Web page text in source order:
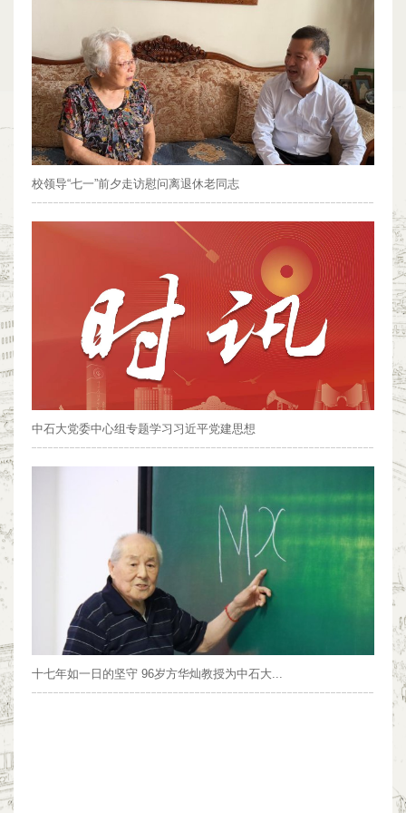
校领导“七一”前夕走访慰问离退休老同志
中石大党委中心组专题学习习近平党建思想
十七年如一日的坚守 96岁方华灿教授为中石大...